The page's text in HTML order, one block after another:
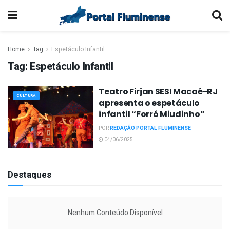
Home Tag Espetáculo Infantil
Tag: Espetáculo Infantil
CULTURA
Teatro Firjan SESI Macaé-RJ
apresenta o espetáculo
infantil “Forró Miudinho”
PORREDAÇÃO PORTAL FLUMINENSE
04/06/2025
Destaques
Nenhum Conteúdo Disponível